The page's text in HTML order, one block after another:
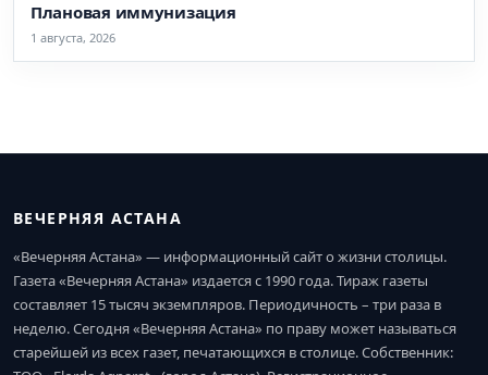
Плановая иммунизация
1 августа, 2026
ВЕЧЕРНЯЯ АСТАНА
«Вечерняя Астана» — информационный сайт о жизни столицы.
Газета «Вечерняя Астана» издается с 1990 года. Тираж газеты
составляет 15 тысяч экземпляров. Периодичность – три раза в
неделю. Сегодня «Вечерняя Астана» по праву может называться
старейшей из всех газет, печатающихся в столице. Собственник: